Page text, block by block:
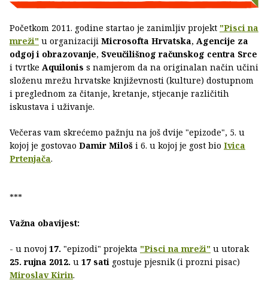
Početkom 2011. godine startao je zanimljiv projekt "Pisci na
mreži" u organizaciji Microsofta Hrvatska, Agencije za
odgoj i obrazovanje, Sveučilišnog računskog centra Srce
i tvrtke Aquilonis s namjerom da na originalan način učini
složenu mrežu hrvatske književnosti (kulture) dostupnom
i preglednom za čitanje, kretanje, stjecanje različitih
iskustava i uživanje.
Večeras vam skrećemo pažnju na još dvije "epizode", 5. u
kojoj je gostovao Damir Miloš i 6. u kojoj je gost bio Ivica
Prtenjača.
***
Važna obavijest:
- u novoj 17. "epizodi" projekta "Pisci na mreži" u utorak
25. rujna 2012. u 17 sati gostuje pjesnik (i prozni pisac)
Miroslav Kirin.